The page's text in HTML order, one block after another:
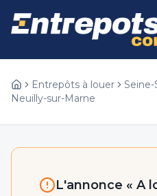
Entrepôts à louer
Neuilly-sur-Marne
L'annonce « A